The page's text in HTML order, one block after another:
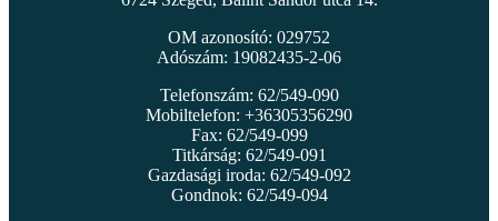
OM azonosító: 029752
Adószám: 19082435-2-06
Telefonszám: 62/549-090
Mobiltelefon: +36305356290
Fax: 62/549-099
Titkárság: 62/549-091
Gazdasági iroda: 62/549-092
Gondnok: 62/549-094